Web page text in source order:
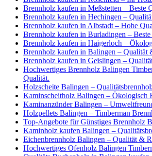
Brennholz kaufen in Meßstetten – Beste
Brennholz kaufen in Hechingen –
Brennholz kaufen in Albstadt – Hohe
Brennholz kaufen in Burladingen –
Brennholz kaufen in Haigerloch –
Brennholz kaufen in Balingen – Qualität
Brennholz kaufen in Geislingen –
Hochwertiges Brennholz Balingen
Qualität.
Holzscheite Balingen –
Kaminscheitholz Balingen – Ökologisch
Kaminanzünder Balingen –
Holzpellets Balingen – Timberman
Top-Angebote für Günstiges Brennholz
Kaminholz kaufen Balingen –
Eichenbrennholz Balingen – Qualität &
Hochwertiges Ofenholz Balingen